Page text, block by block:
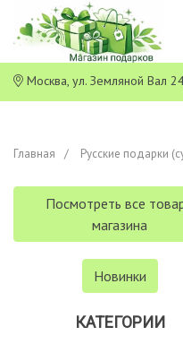
Москва, ул. Земляной Вал
Главная Русские подарки
Посмотреть все
магазина
Новинки
КАТЕГОРИИ